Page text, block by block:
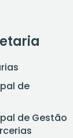
de
de Gestão